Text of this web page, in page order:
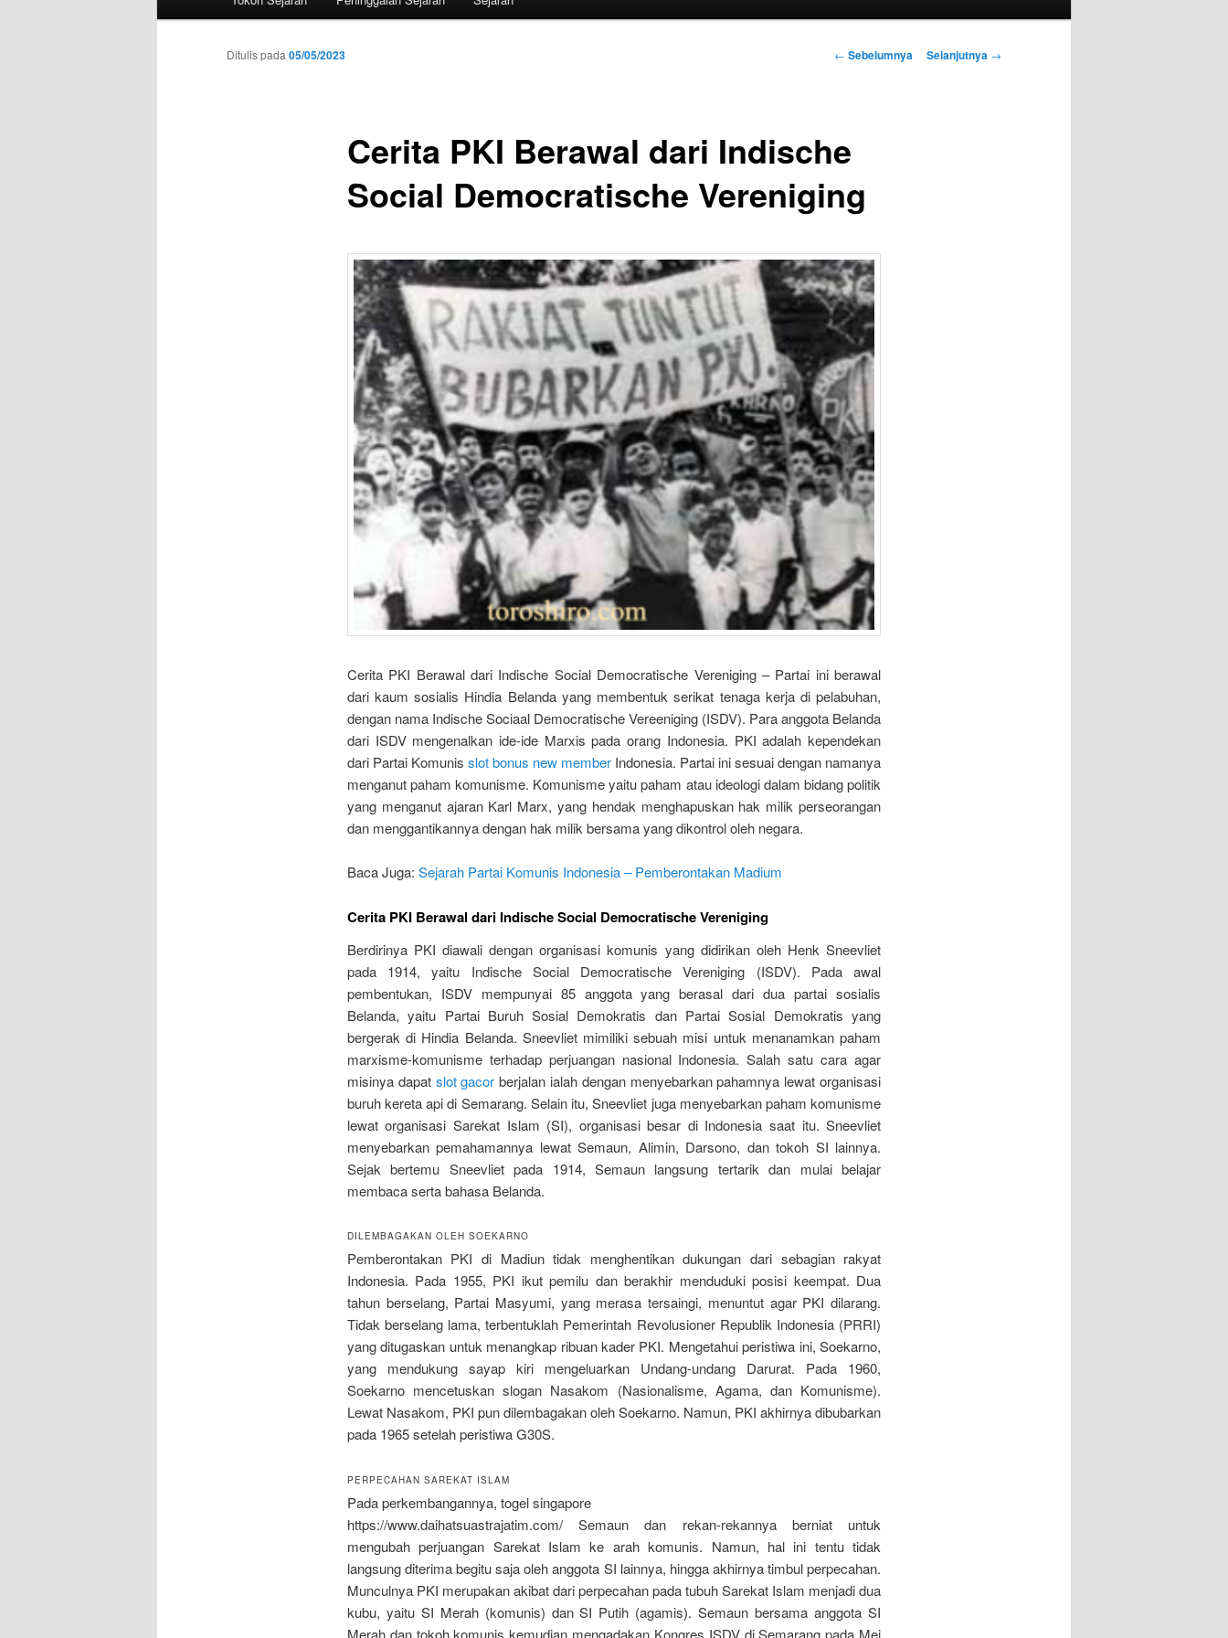
Navigasi
← Sebelumnya Selanjutnya →
Cerita PKI Berawal dari Indische
Social Democratische Vereniging
Ditulis pada05/05/2023
Cerita PKI Berawal dari Indische Social Democratische Vereniging – Partai ini berawal
dari kaum sosialis Hindia Belanda yang membentuk serikat tenaga kerja di pelabuhan,
dengan nama Indische Sociaal Democratische Vereeniging (ISDV). Para anggota Belanda
dari ISDV mengenalkan ide-ide Marxis pada orang Indonesia. PKI adalah kependekan
dari Partai Komunis slot bonus new member Indonesia. Partai ini sesuai dengan namanya
menganut paham komunisme. Komunisme yaitu paham atau ideologi dalam bidang politik
yang menganut ajaran Karl Marx, yang hendak menghapuskan hak milik perseorangan
dan menggantikannya dengan hak milik bersama yang dikontrol oleh negara.
Baca Juga: Sejarah Partai Komunis Indonesia – Pemberontakan Madium
Cerita PKI Berawal dari Indische Social Democratische Vereniging
Berdirinya PKI diawali dengan organisasi komunis yang didirikan oleh Henk Sneevliet
pada 1914, yaitu Indische Social Democratische Vereniging (ISDV). Pada awal
pembentukan, ISDV mempunyai 85 anggota yang berasal dari dua partai sosialis
Belanda, yaitu Partai Buruh Sosial Demokratis dan Partai Sosial Demokratis yang
bergerak di Hindia Belanda. Sneevliet mimiliki sebuah misi untuk menanamkan paham
marxisme-komunisme terhadap perjuangan nasional Indonesia. Salah satu cara agar
misinya dapat slot gacor berjalan ialah dengan menyebarkan pahamnya lewat organisasi
buruh kereta api di Semarang. Selain itu, Sneevliet juga menyebarkan paham komunisme
lewat organisasi Sarekat Islam (SI), organisasi besar di Indonesia saat itu. Sneevliet
menyebarkan pemahamannya lewat Semaun, Alimin, Darsono, dan tokoh SI lainnya.
Sejak bertemu Sneevliet pada 1914, Semaun langsung tertarik dan mulai belajar
membaca serta bahasa Belanda.
DILEMBAGAKAN OLEH SOEKARNO
Pemberontakan PKI di Madiun tidak menghentikan dukungan dari sebagian rakyat
Indonesia. Pada 1955, PKI ikut pemilu dan berakhir menduduki posisi keempat. Dua
tahun berselang, Partai Masyumi, yang merasa tersaingi, menuntut agar PKI dilarang.
Tidak berselang lama, terbentuklah Pemerintah Revolusioner Republik Indonesia (PRRI)
yang ditugaskan untuk menangkap ribuan kader PKI. Mengetahui peristiwa ini, Soekarno,
yang mendukung sayap kiri mengeluarkan Undang-undang Darurat. Pada 1960,
Soekarno mencetuskan slogan Nasakom (Nasionalisme, Agama, dan Komunisme).
Lewat Nasakom, PKI pun dilembagakan oleh Soekarno. Namun, PKI akhirnya dibubarkan
pada 1965 setelah peristiwa G30S.
PERPECAHAN SAREKAT ISLAM
Pada perkembangannya, togel singapore
https://www.daihatsuastrajatim.com/ Semaun dan rekan-rekannya berniat untuk
mengubah perjuangan Sarekat Islam ke arah komunis. Namun, hal ini tentu tidak
langsung diterima begitu saja oleh anggota SI lainnya, hingga akhirnya timbul perpecahan.
Munculnya PKI merupakan akibat dari perpecahan pada tubuh Sarekat Islam menjadi dua
kubu, yaitu SI Merah (komunis) dan SI Putih (agamis). Semaun bersama anggota SI
Merah dan tokoh komunis kemudian mengadakan Kongres ISDV di Semarang pada Mei